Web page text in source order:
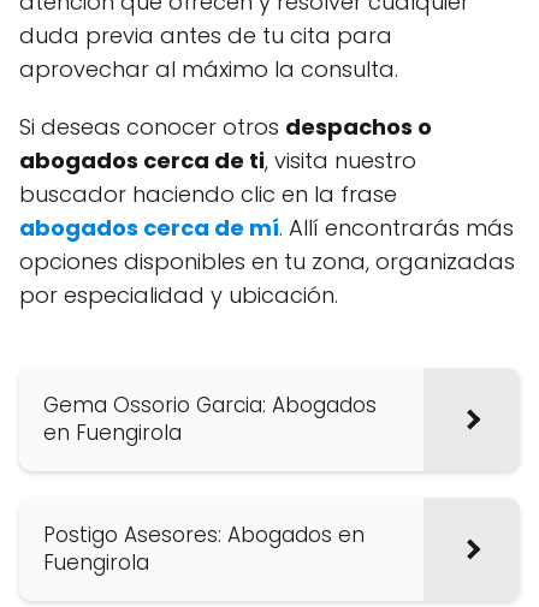
duda previa antes de tu cita para
aprovechar al máximo la consulta.
Si deseas conocer otros despachos o
abogados cerca de ti, visita nuestro
buscador haciendo clic en la frase
abogados cerca de mí. Allí encontrarás más
opciones disponibles en tu zona, organizadas
por especialidad y ubicación.
Gema Ossorio Garcia: Abogados
en Fuengirola
Postigo Asesores: Abogados en
Fuengirola